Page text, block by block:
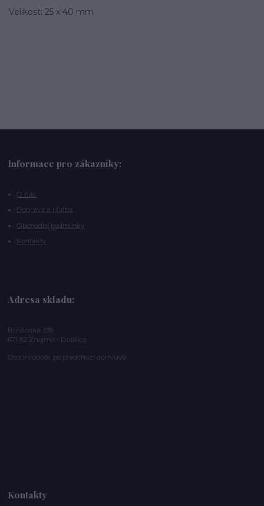
Velikost: 25 x 40 mm
Informace pro zákazníky:
O nás
Doprava a platba
Obchodní podmínky
Kontakty
Adresa skladu:
Brněnská 339
671 82 Znojmo - Dobšice
Osobní odběr po předchozí domluvě.
Kontakty